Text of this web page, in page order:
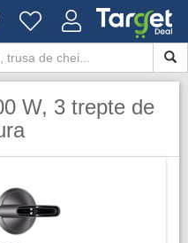
W, 3 trepte de